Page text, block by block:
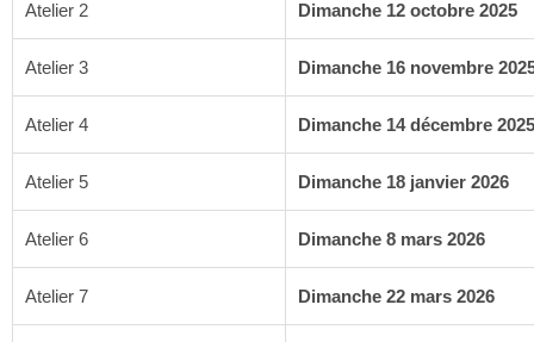
Atelier 2 Dimanche 12 octobre 2025
Atelier 3 Dimanche 16 novembre
Atelier 4 Dimanche 14 décembre 2025
Atelier 5 Dimanche 18 janvier 2026
Atelier 6 Dimanche 8 mars 2026
Atelier 7 Dimanche 22 mars 2026